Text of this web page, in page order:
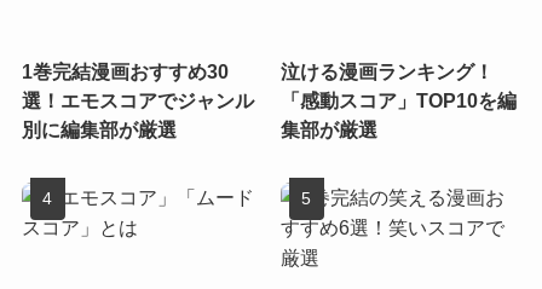
1巻完結漫画おすすめ30
選！エモスコアでジャンル
別に編集部が厳選
泣ける漫画ランキング！
「感動スコア」TOP10を編
集部が厳選